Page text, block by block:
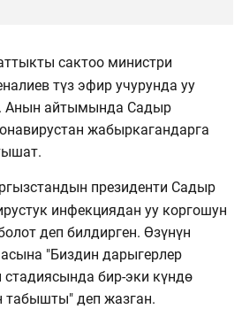
сактоо министри
түз эфир учурунда уу
Анын айтымында Садыр
жабыркагандарга
президенти Садыр
инфекциядан уу коргошун
деп билдирген. Өзүнүн
"Биздин дарыгерлер
бир-эки күндө
табышты" деп жазган.